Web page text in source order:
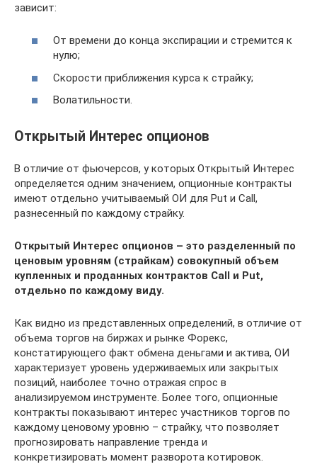
зависит:
От времени до конца экспирации и стремится к
нулю;
Скорости приближения курса к страйку;
Волатильности.
Открытый Интерес опционов
В отличие от фьючерсов, у которых Открытый Интерес
определяется одним значением, опционные контракты
имеют отдельно учитываемый OИ для Put и Call,
разнесенный по каждому страйку.
Открытый Интерес опционов – это разделенный по
ценовым уровням (страйкам) совокупный объем
купленных и проданных контрактов Call и Put,
отдельно по каждому виду.
Как видно из представленных определений, в отличие от
объема торгов на биржах и рынке Форекс,
констатирующего факт обмена деньгами и актива, ОИ
характеризует уровень удерживаемых или закрытых
позиций, наиболее точно отражая спрос в
анализируемом инструменте. Более того, опционные
контракты показывают интерес участников торгов по
каждому ценовому уровню – страйку, что позволяет
прогнозировать направление тренда и
конкретизировать момент разворота котировок.